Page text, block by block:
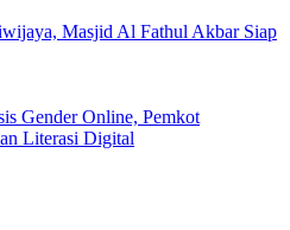
Masjid Al Fathul Akbar Siap
Gender Online, Pemkot
Literasi Digital